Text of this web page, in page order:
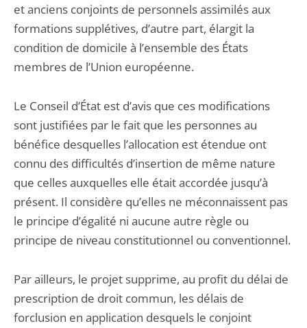
et anciens conjoints de personnels assimilés aux
formations supplétives, d’autre part, élargit la
condition de domicile à l’ensemble des États
membres de l’Union européenne.
Le Conseil d’État est d’avis que ces modifications
sont justifiées par le fait que les personnes au
bénéfice desquelles l’allocation est étendue ont
connu des difficultés d’insertion de même nature
que celles auxquelles elle était accordée jusqu’à
présent. Il considère qu’elles ne méconnaissent pas
le principe d’égalité ni aucune autre règle ou
principe de niveau constitutionnel ou conventionnel.
Par ailleurs, le projet supprime, au profit du délai de
prescription de droit commun, les délais de
forclusion en application desquels le conjoint